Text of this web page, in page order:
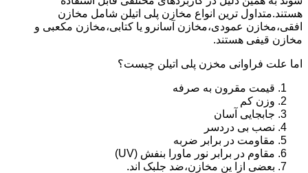
هستند.متداول ترین انواع مخازن پلی اتیلن شامل مخازن
افقی،مخازن عمودی،مخازن آسانرو یا کتابی،مخازن مکعبی و
مخازن قیفی هستند.
اما علت فراوانی مخزن پلی اتیلن چیست؟
قیمت مقرون به صرفه
وزن کم
جابجایی آسان
نصب بی دردسر
مقاومت در برابر ضربه
مقاوم در برابر نور ماورا بنفش (UV)
بعضی ازا ین مخازن،ضد جلبک اند.